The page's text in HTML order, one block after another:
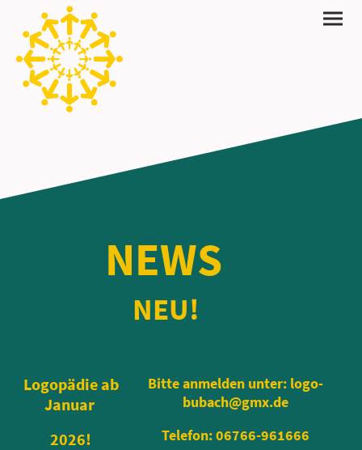
NEWS
NEU!
Logopädie ab
Januar
2026!
Bitte anmelden unter: logo-
bubach@gmx.de
Telefon: 06766-961666